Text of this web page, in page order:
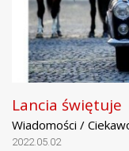
Lancia świętuje
Wiadomości /
2022.05.02